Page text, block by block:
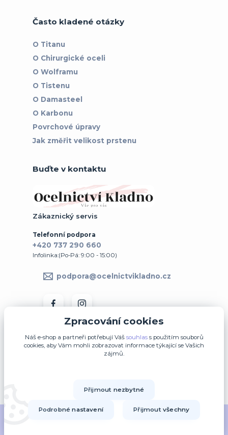
Často kladené otázky
O Titanu
O Chirurgické oceli
O Wolframu
O Tistenu
O Damasteel
O Karbonu
Povrchové úpravy
Jak změřit velikost prstenu
Buďte v kontaktu
Zákaznický servis
Telefonní podpora
+420 737 290 660
Infolinka:(Po-Pá: 9:00 - 15:00)
podpora@ocelnictvikladno.cz
Upravit sběr cookies.
Zpracování cookies
Náš e-shop a partneři potřebují Váš souhlass použitím souborů
cookies, aby Vám mohli zobrazovat informace týkající se Vašich
zájmů.
Přijmout nezbytné
Podrobné nastavení Přijmout všechny